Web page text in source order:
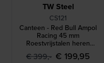
TW Steel
CS121
Canteen - Red Bull Ampol
Racing 45 mm
Roestvrijstalen heren
chronograaf met datum
€ 399,- € 199,95